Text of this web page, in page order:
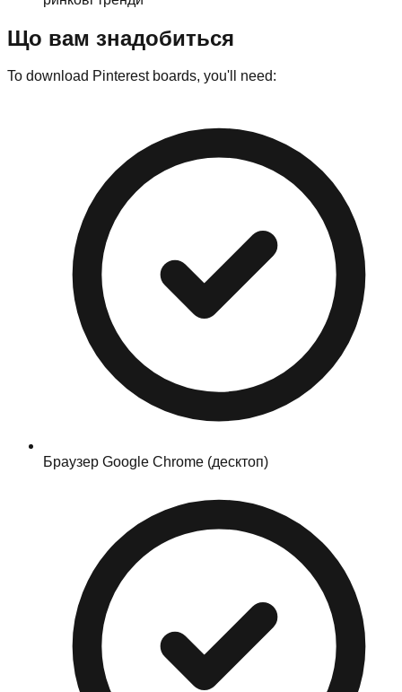
Що вам знадобиться
To download Pinterest boards, you'll need:
Браузер Google Chrome (десктоп)